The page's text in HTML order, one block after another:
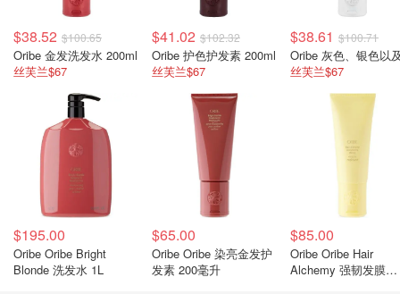
$38.52 $100.65
Oribe 金发洗发水 200ml
丝芙兰$67
$41.02 $102.32
Oribe 护色护发素 200ml
丝芙兰$67
$38.61 $100.71
丝芙兰$67
$195.00
Oribe Oribe Bright
Blonde 洗发水 1L
$65.00
Oribe Oribe 染亮金发护
发素 200毫升
$85.00
Oribe Oribe Hair
Alchemy 强韧发膜